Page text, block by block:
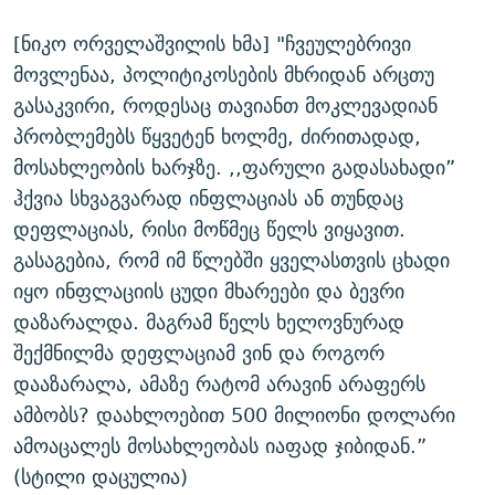
[ნიკო ორველაშვილის ხმა] "ჩვეულებრივი
მოვლენაა, პოლიტიკოსების მხრიდან არცთუ
გასაკვირი, როდესაც თავიანთ მოკლევადიან
პრობლემებს წყვეტენ ხოლმე, ძირითადად,
მოსახლეობის ხარჯზე. ,,ფარული გადასახადი”
ჰქვია სხვაგვარად ინფლაციას ან თუნდაც
დეფლაციას, რისი მოწმეც წელს ვიყავით.
გასაგებია, რომ იმ წლებში ყველასთვის ცხადი
იყო ინფლაციის ცუდი მხარეები და ბევრი
დაზარალდა. მაგრამ წელს ხელოვნურად
შექმნილმა დეფლაციამ ვინ და როგორ
დააზარალა, ამაზე რატომ არავინ არაფერს
ამბობს? დაახლოებით 500 მილიონი დოლარი
ამოაცალეს მოსახლეობას იაფად ჯიბიდან.”
(სტილი დაცულია)